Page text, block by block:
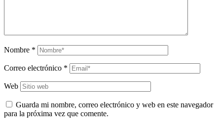
Nombre *
Correo electrónico *
Web
Guarda mi nombre, correo electrónico y web en este navegador
para la próxima vez que comente.